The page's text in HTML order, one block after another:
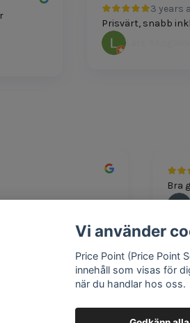
3 years ago
Prisvärt, snabb
Lars Skoglund
Vi använder
Price Point (Price Point
innehåll som visas för
när du handlar hos oss.